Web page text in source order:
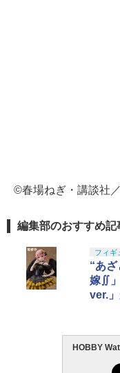
©春場ねぎ・講談社
編集部のおすすめ記
フィギ
“あ
嫁∬
ver.
HOBBY